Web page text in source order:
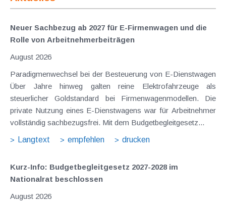
Neuer Sachbezug ab 2027 für E-Firmenwagen und die
Rolle von Arbeitnehmer​­beiträgen
August 2026
Paradigmenwechsel bei der Besteuerung von E-Dienstwagen
Über Jahre hinweg galten reine Elektrofahrzeuge als
steuerlicher Goldstandard bei Firmenwagenmodellen. Die
private Nutzung eines E-Dienstwagens war für Arbeitnehmer
vollständig sachbezugsfrei. Mit dem Budgetbegleitgesetz...
Langtext
empfehlen drucken
Kurz-Info: Budgetbegleitgesetz 2027-2028 im
Nationalrat beschlossen
August 2026